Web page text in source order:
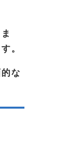
。
な